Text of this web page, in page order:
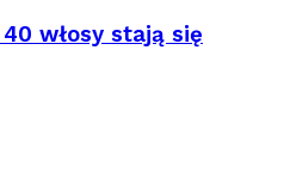
włosy stają się